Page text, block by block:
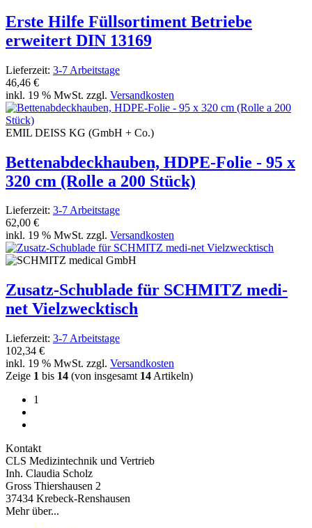
Erste Hilfe Füllsortiment Betriebe
erweitert DIN 13169
Lieferzeit: 3-7 Arbeitstage
46,46 €
inkl. 19 % MwSt. zzgl. Versandkosten
EMIL DEISS KG (GmbH + Co.)
Bettenabdeckhauben, HDPE-Folie - 95 x
320 cm (Rolle a 200 Stück)
Lieferzeit: 3-7 Arbeitstage
62,00 €
inkl. 19 % MwSt. zzgl. Versandkosten
Zusatz-Schublade für SCHMITZ medi-
net Vielzwecktisch
Lieferzeit: 3-7 Arbeitstage
102,34 €
inkl. 19 % MwSt. zzgl. Versandkosten
Zeige 1 bis 14 (von insgesamt 14 Artikeln)
1
Kontakt
CLS Medizintechnik und Vertrieb
Inh. Claudia Scholz
Gross Thiershausen 2
37434 Krebeck-Renshausen
Mehr über...